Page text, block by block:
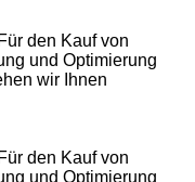
den Kauf von
und Optimierung
wir Ihnen
den Kauf von
und Optimierung